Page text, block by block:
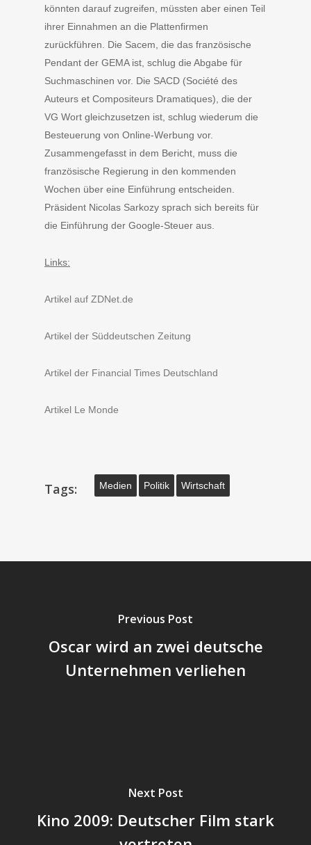
könnten darauf zugreifen, müssten aber einen Teil
ihrer Einnahmen an die Plattenfirmen
zurückführen. Die Sacem, die das französische
Pendant der GEMA ist, schlug die Abgabe für
Suchmaschinen vor. Die SACD (Société des
Auteurs et Compositeurs Dramatiques), die der
VG Wort gleichzusetzen ist, schlug wiederum die
Besteuerung von Online-Werbung vor.
Zusammengefasst in dem Bericht, muss die
französische Regierung in den kommenden
Wochen über eine Einführung entscheiden.
Präsident Nicolas Sarkozy sprach sich bereits für
die Einführung der Google-Steuer aus.
Links:
Artikel auf ZDNet.de
Artikel der Süddeutschen Zeitung
Artikel der Financial Times Deutschland
Artikel Le Monde
Tags: Medien Politik Wirtschaft
Previous Post
Oscar wird an zwei deutsche
Unternehmen verliehen
Next Post
Kino 2009: Deutscher Film stark